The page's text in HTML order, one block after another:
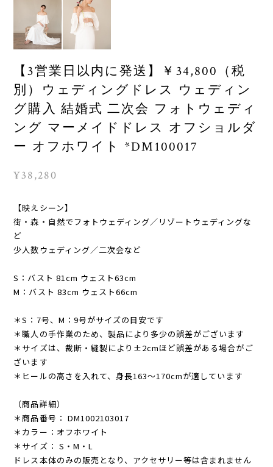
【3営業日以内に発送】￥34,800（税
別）ウェディングドレス ウェディン
グ購入 結婚式 二次会 フォトウェディ
ング マーメイドドレス オフショルダ
ー オフホワイト *DM100017
¥38,280
【映えシーン】
街・森・自然でフォトウェディング／リゾートウェディングな
ど
少人数ウェディング／二次会など
S：バスト 81cm ウェスト63cm
M：バスト 83cm ウェスト66cm
＊S：7号、M：9号がサイズの目安です
＊職人の手作業のため、製品により多少の誤差がございます
＊サイズは、裁断・縫製により±2cmほど誤差がある場合がご
ざいます
＊ヒールの高さを入れて、身長163〜170cmが適しています
（商品詳細）
＊商品番号： DM1002103017
＊カラー：オフホワイト
＊サイズ： S・M・L
ドレス本体のみの販売となり、アクセサリー等は含まれません